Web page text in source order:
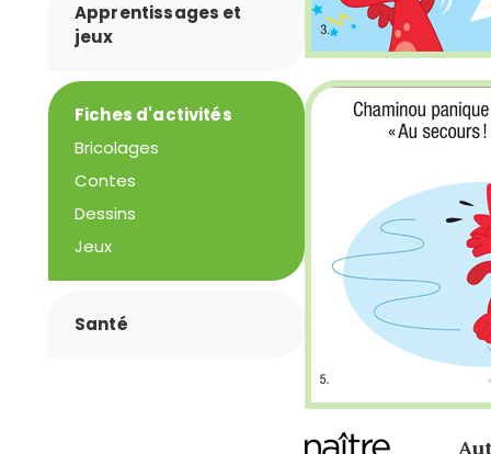
Apprentissages et
jeux
Fiches d'activités
Bricolages
Contes
Dessins
Jeux
Santé